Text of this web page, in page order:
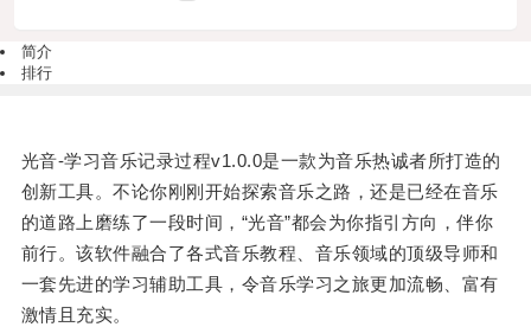
简介
排行
光音-学习音乐记录过程v1.0.0是一款为音乐热诚者所打造的
创新工具。不论你刚刚开始探索音乐之路，还是已经在音乐
的道路上磨练了一段时间，“光音”都会为你指引方向，伴你
前行。该软件融合了各式音乐教程、音乐领域的顶级导师和
一套先进的学习辅助工具，令音乐学习之旅更加流畅、富有
激情且充实。